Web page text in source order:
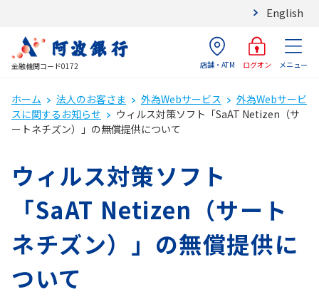
English
金融機関コード0172 店舗・ATM ログオン メニュー
ホーム 法人のお客さま 外為Webサービス
外為Webサービ
スに関するお知らせ
ウィルス対策ソフト「SaAT Netizen（サ
ートネチズン）」の無償提供について
ウィルス対策ソフト
「SaAT Netizen（サート
ネチズン）」の無償提供に
ついて